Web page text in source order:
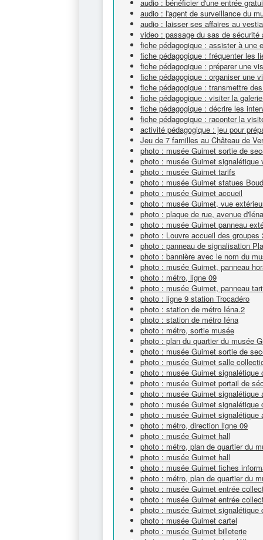
audio : bénéficier d'une entrée
audio : l'agent de surveillance du
audio : laisser ses affaires au
video : passage du sas de sécurité
fiche pédagogique : assister à une
fiche pédagogique : fréquenter les
fiche pédagogique : préparer une
fiche pédagogique : organiser une
fiche pédagogique : transmettre
fiche pédagogique : visiter la
fiche pédagogique : décrire les
fiche pédagogique : raconter la
activité pédagogique : jeu pour
Jeu de 7 familles au Château de
photo : musée Guimet sortie de
photo : musée Guimet signalétique
photo : musée Guimet tarifs
photo : musée Guimet statues
photo : musée Guimet accueil
photo : musée Guimet, vue
photo : plaque de rue, avenue d'Iéna
photo : musée Guimet panneau
photo : Louvre accueil des groupes
photo : panneau de signalisation
photo : bannière avec le nom du
photo : musée Guimet, panneau
photo : métro, ligne 09
photo : musée Guimet, panneau
photo : ligne 9 station Trocadéro
photo : station de métro Iéna.2
photo : station de métro Iéna
photo : métro, sortie musée
photo : plan du quartier du musée
photo : musée Guimet sortie de
photo : musée Guimet salle
photo : musée Guimet signalétique
photo : musée Guimet portail de
photo : musée Guimet signalétique
photo : musée Guimet signalétique
photo : musée Guimet signalétique
photo : métro, direction ligne 09
photo : musée Guimet hall
photo : métro, plan de quartier du
photo : musée Guimet hall
photo : musée Guimet fiches
photo : métro, plan de quartier du
photo : musée Guimet entrée
photo : musée Guimet entrée
photo : musée Guimet signalétique
photo : musée Guimet cartel
photo : musée Guimet billeterie